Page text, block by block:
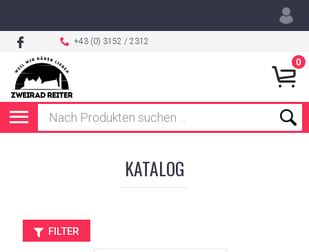
+43 (0) 3152 / 2312
0
KATALOG
FILTER